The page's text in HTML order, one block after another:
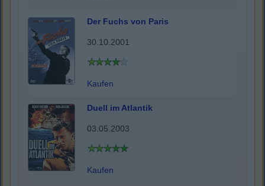
Der Fuchs von Paris
30.10.2001
Kaufen
Duell im Atlantik
03.05.2003
Kaufen